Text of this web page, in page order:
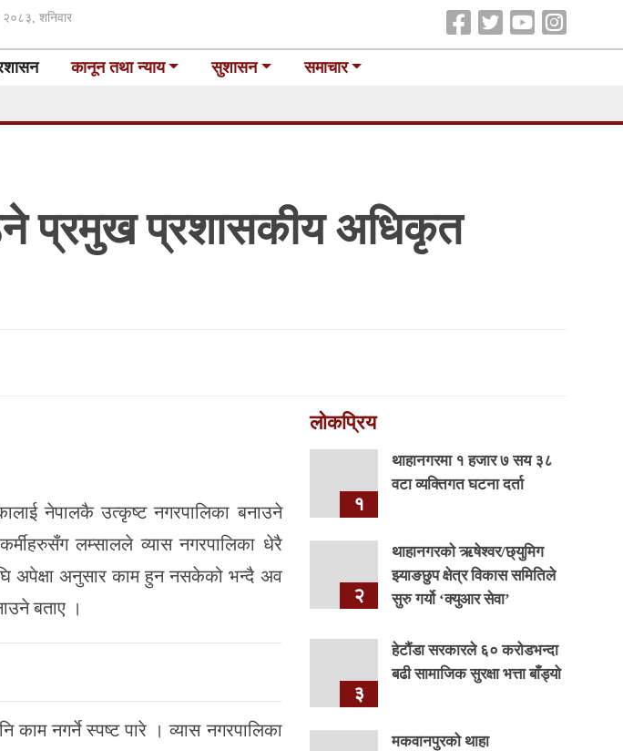
शनिवार
कानून तथा न्याय सुशासन समाचार
प्रमुख प्रशासकीय अधिकृत
नेपालकै उत्कृष्ट नगरपालिका बनाउने
लम्सालले व्यास नगरपालिका धेरै
अपेक्षा अनुसार काम हुन नसकेको भन्दै अव
बताए ।
नगर्ने स्पष्ट पारे । व्यास नगरपालिका
लोकप्रिय
१
थाहानगरमा १ हजार ७ सय ३८
वटा व्यक्तिगत घटना दर्ता
२
थाहानगरकाे ऋषेश्वर/छ्युमिग
झ्याङछुप क्षेत्र विकास समितिले
सुरु गर्यो ‘क्युआर सेवा’
३
हेटौंडा सरकारले ६० करोडभन्दा
बढी सामाजिक सुरक्षा भत्ता बाँड्यो
मकवानपुरको थाहा